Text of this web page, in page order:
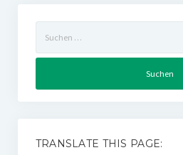
nach:
TRANSLATE THIS PAGE: